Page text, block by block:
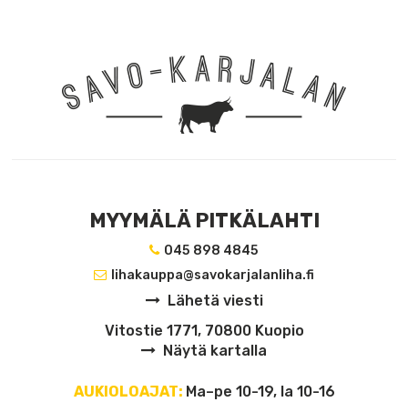
MYYMÄLÄ PITKÄLAHTI
045 898 4845
lihakauppa@savokarjalanliha.fi
Lähetä viesti
Vitostie 1771, 70800 Kuopio
Näytä kartalla
AUKIOLOAJAT: Ma–pe 10-19, la 10-16